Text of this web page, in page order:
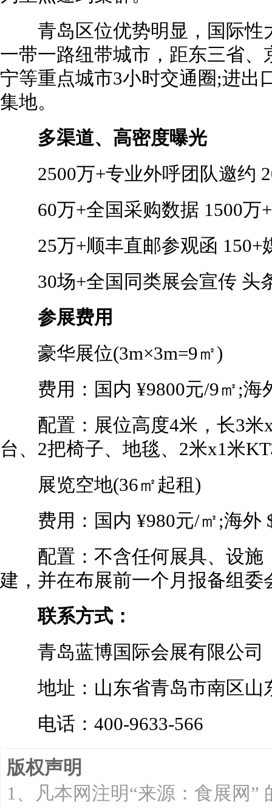
青岛区位优势明显，国际性
一带一路纽带城市，距东三省
宁等重点城市3小时交通圈;进出
集地。
多渠道、高密度曝光
2500万+专业外呼团队邀约
60万+全国采购数据 1500万
25万+顺丰直邮参观函 150+
30场+全国同类展会宣传 头
参展费用
豪华展位(3m×3m=9㎡)
费用：国内 ¥9800元/9㎡;海
配置：展位高度4米，长3米x
台、2把椅子、地毯、2米x1米
展览空地(36㎡起租)
费用：国内 ¥980元/㎡;海外
配置：不含任何展具、设施
建，并在布展前一个月报备组委
联系方式：
青岛蓝博国际会展有限公司
地址：山东省青岛市南区山
电话：400-9633-566
版权声明
1、凡本网注明“来源：食展网”